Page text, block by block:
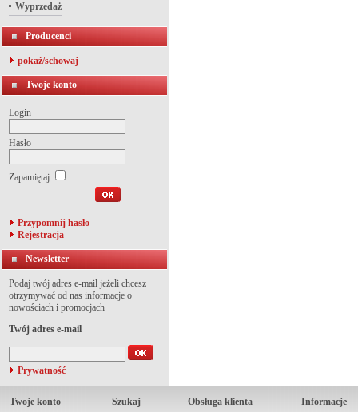
Wyprzedaż
Producenci
pokaż/schowaj
Twoje konto
Login
Hasło
Zapamiętaj
Przypomnij hasło
Rejestracja
Newsletter
Podaj twój adres e-mail jeżeli chcesz
otrzymywać od nas informacje o
nowościach i promocjach
Twój adres e-mail
Prywatność
Twoje konto
Szukaj
Obsługa klienta
Informacje